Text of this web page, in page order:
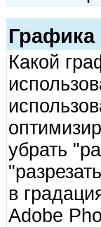
Графика
Какой
убрать
в
Adobe